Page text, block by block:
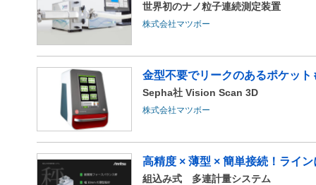
世界初のナノ粒子連続測定装置
株式会社マツボー
金型不要でリークのあるポケッ
Sepha社 Vision Scan 3D
株式会社マツボー
高精度 × 薄型 × 簡単接続！ライ
組込み式 多連計量システム